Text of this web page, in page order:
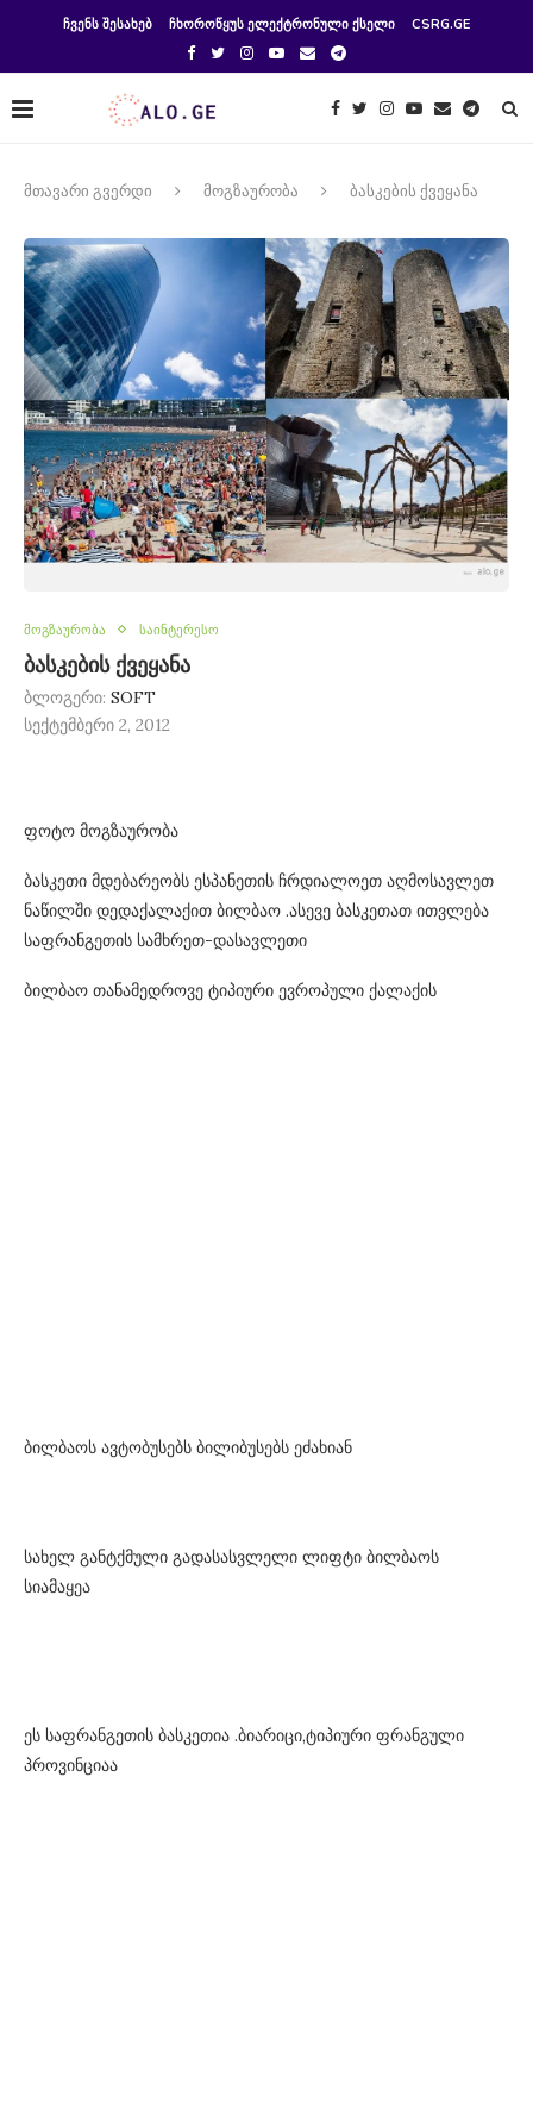
ᲩᲕᲔᲜᲡ ᲨᲔᲡᲐᲮᲔᲑ ᲩᲮᲝᲠᲝᲬᲧᲣᲡ ᲔᲚᲔᲥᲢᲠᲝᲜᲣᲚᲘ ᲥᲡᲔᲚᲘ CSRG.GE
მთავარი გვერდი მოგზაურობა ბასკების ქვეყანა
მოგზაურობა საინტერესო
ბასკების ქვეყანა
ბლოგერი: SOFT
სექტემბერი 2, 2012
ფოტო მოგზაურობა
ბასკეთი მდებარეობს ესპანეთის ჩრდიალოეთ აღმოსავლეთ
ნაწილში დედაქალაქით ბილბაო .ასევე ბასკეთათ ითვლება
საფრანგეთის სამხრეთ-დასავლეთი
ბილბაო თანამედროვე ტიპიური ევროპული ქალაქის
ბილბაოს ავტობუსებს ბილიბუსებს ეძახიან
სახელ განტქმული გადასასვლელი ლიფტი ბილბაოს
სიამაყეა
ეს საფრანგეთის ბასკეთია .ბიარიცი,ტიპიური ფრანგული
პროვინციაა